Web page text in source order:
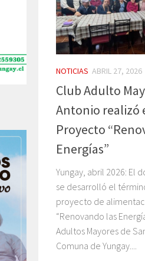
NOTICIAS ABRIL 27, 2026
Club Adulto
Antonio realizó
Proyecto
Energías”
Yungay, abril 2026: El
se desarrolló el
proyecto de
“Renovando las
Adultos Mayores de
Comuna de Yungay....